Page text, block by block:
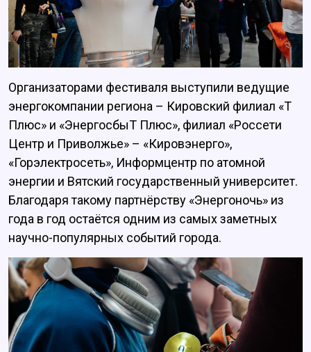
Организаторами фестиваля выступили ведущие
энергокомпании региона – Кировский филиал «Т
Плюс» и «ЭнергосбыТ Плюс», филиал «Россети
Центр и Приволжье» – «Кировэнерго»,
«Горэлектросеть», Информцентр по атомной
энергии и Вятский государственный университет.
Благодаря такому партнёрству «Энергоночь» из
года в год остаётся одним из самых заметных
научно-популярных событий города.